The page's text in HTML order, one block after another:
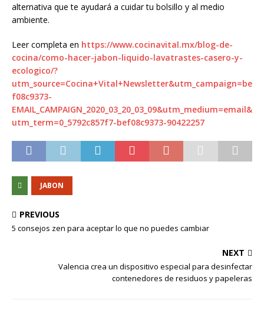
alternativa que te ayudará a cuidar tu bolsillo y al medio
ambiente.
Leer completa en https://www.cocinavital.mx/blog-de-
cocina/como-hacer-jabon-liquido-lavatrastes-casero-y-
ecologico/?
utm_source=Cocina+Vital+Newsletter&utm_campaign=be
f08c9373-
EMAIL_CAMPAIGN_2020_03_20_03_09&utm_medium=email&
utm_term=0_5792c857f7-bef08c9373-90422257
JABON
PREVIOUS
5 consejos zen para aceptar lo que no puedes cambiar
NEXT
Valencia crea un dispositivo especial para desinfectar
contenedores de residuos y papeleras